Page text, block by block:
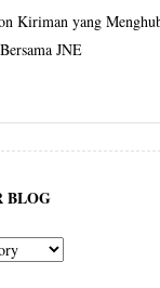
Kiriman yang
JNE
BLOG